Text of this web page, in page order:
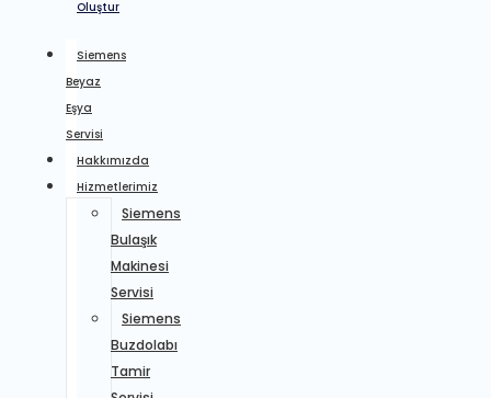
Oluştur
Siemens
Beyaz
Eşya
Servisi
Hakkımızda
Hizmetlerimiz
Siemens
Bulaşık
Makinesi
Servisi
Siemens
Buzdolabı
Tamir